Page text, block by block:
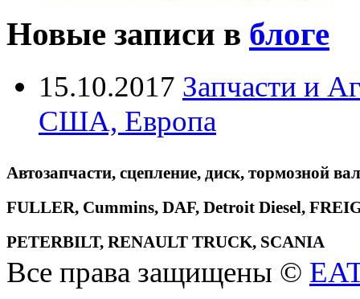
Новые записи в блоге
15.10.2017 Запчасти и
США, Европа
Автозапчасти, сцепление, диск, тормозной
FULLER, Cummins, DAF, Detroit Diesel,
PETERBILT, RENAULT TRUCK, SCANIA
Все права защищены ©